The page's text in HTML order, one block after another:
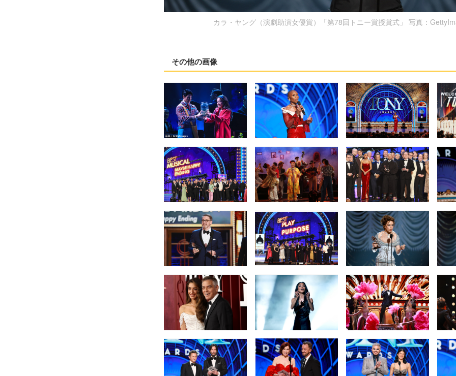
カラ・ヤング（演劇助演女優賞）「第78回トニー賞授賞式」 写真：
その他の画像